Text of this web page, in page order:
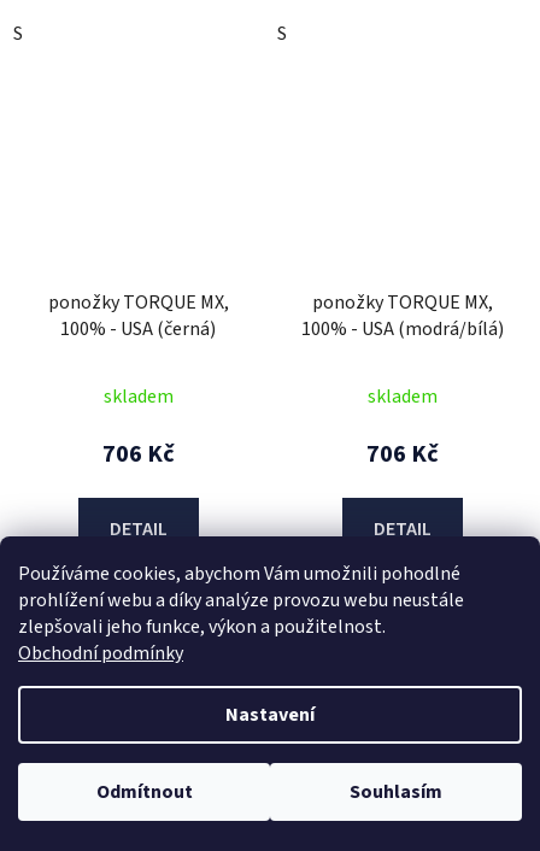
Používáme cookies, abychom Vám umožnili pohodlné
prohlížení webu a díky analýze provozu webu neustále
zlepšovali jeho funkce, výkon a použitelnost.
Obchodní podmínky
Nastavení
Odmítnout Souhlasím
S S
ponožky TORQUE MX,
100% - USA (černá)
skladem
706 Kč
DETAIL
S
ponožky TORQUE MX,
100% - USA (modrá/bílá)
skladem
706 Kč
DETAIL
S